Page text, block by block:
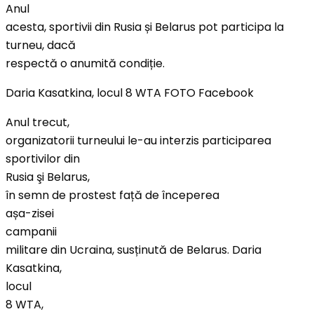
Anul
acesta, sportivii din Rusia și Belarus pot participa la
turneu, dacă
respectă o anumită condiție.
Daria Kasatkina, locul 8 WTA FOTO Facebook
Anul trecut,
organizatorii turneului le-au interzis participarea
sportivilor din
Rusia şi Belarus,
în semn de prostest față de începerea
așa-zisei
campanii
militare din Ucraina, susținută de Belarus. Daria
Kasatkina,
locul
8 WTA,